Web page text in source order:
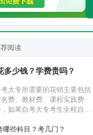
阅读
多少钱？学费贵吗？
考大专所需要的花销主要包括
费、教材费、课程实践费
，如果自考大专考生全程自学
元左右；如果自考大专考
些科目？考几门？